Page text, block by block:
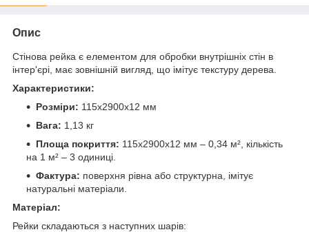
Опис
Стінова рейка є елементом для обробки внутрішніх стін в
інтер'єрі, має зовнішній вигляд, що імітує текстуру дерева.
Характеристики:
Розміри: 115х2900х12 мм
Вага: 1,13 кг
Площа покриття: 115х2900х12 мм – 0,34 м², кількість
на 1 м² – 3 одиниці.
Фактура: поверхня рівна або структурна, імітує
натуральні матеріали.
Матеріал:
Рейки складаються з наступних шарів: